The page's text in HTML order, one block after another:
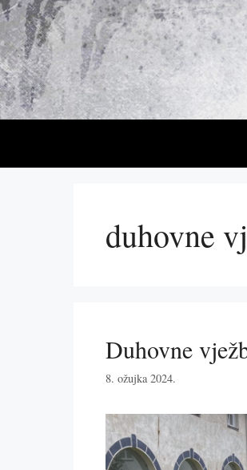
Preskoči
na
sadržaj
duhovne
Duhovne
8. ožujka 2024.